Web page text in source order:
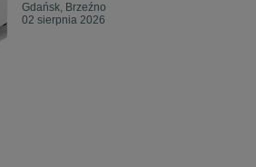
Gdańsk, Brzeźno
02 sierpnia 2026